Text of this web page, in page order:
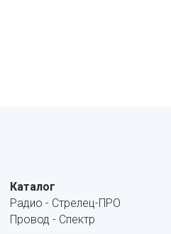
Каталог
Радио - Стрелец-ПРО
Провод - Спектр